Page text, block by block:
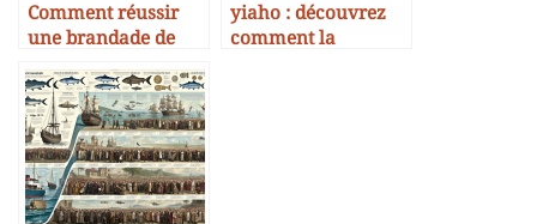
Comment réussir
une brandade de
morue crémeuse
yiaho : découvrez
comment la